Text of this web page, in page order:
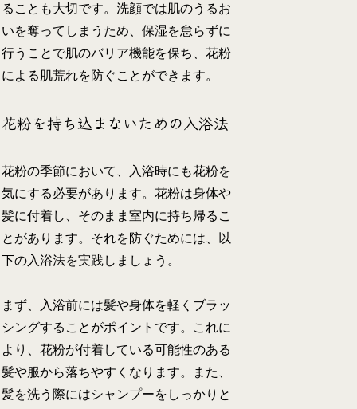
ることも大切です。洗顔では肌のうるお
いを奪ってしまうため、保湿を怠らずに
行うことで肌のバリア機能を保ち、花粉
による肌荒れを防ぐことができます。
花粉を持ち込まないための入浴法
花粉の季節において、入浴時にも花粉を
気にする必要があります。花粉は身体や
髪に付着し、そのまま室内に持ち帰るこ
とがあります。それを防ぐためには、以
下の入浴法を実践しましょう。
まず、入浴前には髪や身体を軽くブラッ
シングすることがポイントです。これに
より、花粉が付着している可能性のある
髪や服から落ちやすくなります。また、
髪を洗う際にはシャンプーをしっかりと